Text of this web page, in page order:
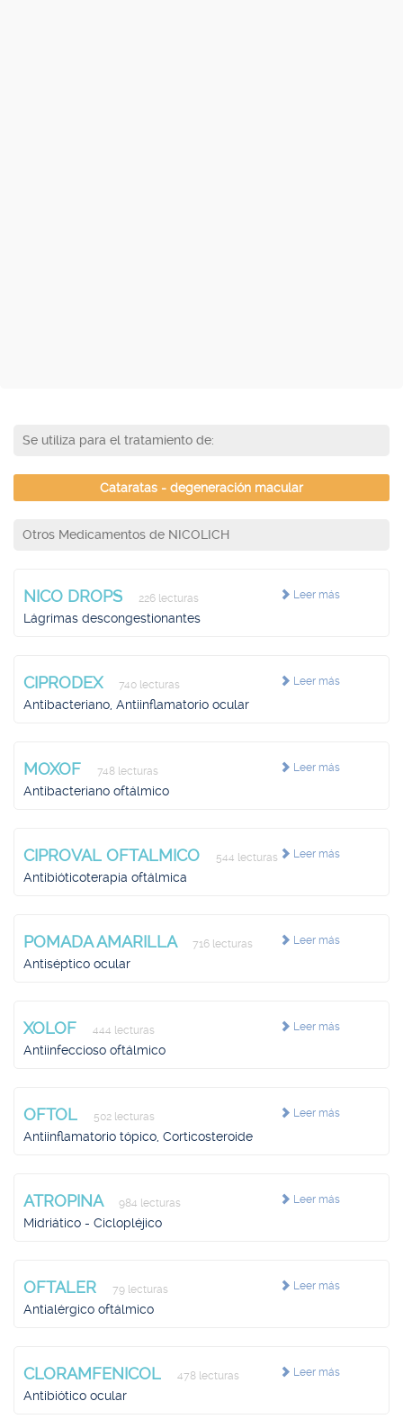
Se utiliza para el tratamiento de:
Cataratas - degeneración macular
Otros Medicamentos de NICOLICH
Leer más
NICO DROPS 226 lecturas
Lágrimas descongestionantes
Leer más
CIPRODEX 740 lecturas
Antibacteriano, Antiinflamatorio ocular
Leer más
MOXOF 748 lecturas
Antibacteriano oftálmico
Leer más
CIPROVAL OFTALMICO 544 lecturas
Antibióticoterapia oftálmica
Leer más
POMADA AMARILLA 716 lecturas
Antiséptico ocular
Leer más
XOLOF 444 lecturas
Antiinfeccioso oftálmico
Leer más
OFTOL 502 lecturas
Antiinflamatorio tópico, Corticosteroide
Leer más
ATROPINA 984 lecturas
Midriático - Ciclopléjico
Leer más
OFTALER 79 lecturas
Antialérgico oftálmico
Leer más
CLORAMFENICOL 478 lecturas
Antibiótico ocular